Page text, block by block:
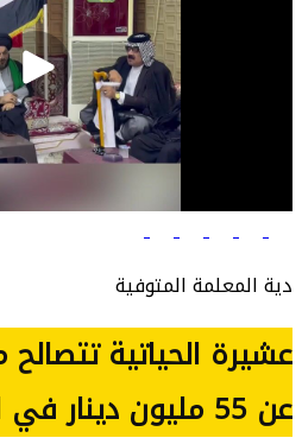
دية المعلمة المتوفية
عشيرة الحياتية تتصالح
عن 55 مليون دينار في الفاو